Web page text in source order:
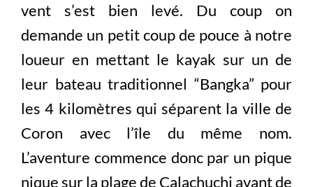
vent s’est bien levé. Du coup on
demande un petit coup de pouce à notre
loueur en mettant le kayak sur un de
leur bateau traditionnel “Bangka” pour
les 4 kilomètres qui séparent la ville de
Coron avec l’île du même nom.
L’aventure commence donc par un pique
nique sur la plage de Calachuchi avant de